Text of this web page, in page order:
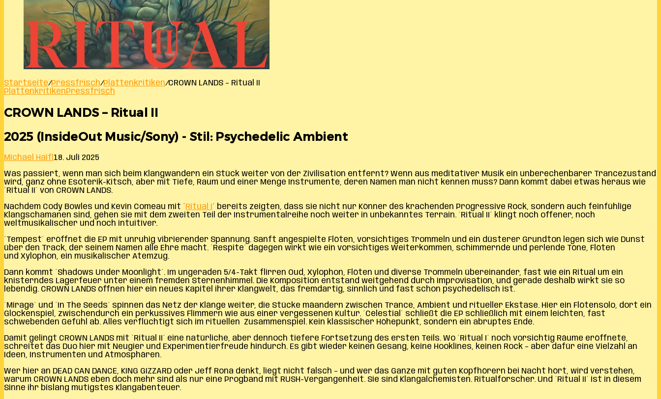
Startseite/Pressfrisch/Plattenkritiken/CROWN LANDS – Ritual II
PlattenkritikenPressfrisch
CROWN LANDS – Ritual II
2025 (InsideOut Music/Sony) - Stil: Psychedelic Ambient
Michael Haifl 18. Juli 2025
Was passiert, wenn man sich beim Klangwandern ein Stück weiter von der Zivilisation entfernt? Wenn aus meditativer Musik ein unberechenbarer Trancezustand
wird, ganz ohne Esoterik-Kitsch, aber mit Tiefe, Raum und einer Menge Instrumente, deren Namen man nicht kennen muss? Dann kommt dabei etwas heraus wie
´Ritual II´ von CROWN LANDS.
Nachdem Cody Bowles und Kevin Comeau mit ´ Ritual I ´ bereits zeigten, dass sie nicht nur Könner des krachenden Progressive Rock, sondern auch feinfühlige
Klangschamanen sind, gehen sie mit dem zweiten Teil der Instrumentalreihe noch weiter in unbekanntes Terrain. ´Ritual II´ klingt noch offener, noch
weltmusikalischer und noch intuitiver.
´Tempest´ eröffnet die EP mit unruhig vibrierender Spannung. Sanft angespielte Flöten, vorsichtiges Trommeln und ein düsterer Grundton legen sich wie Dunst
über den Track, der seinem Namen alle Ehre macht. ´Respite´ dagegen wirkt wie ein vorsichtiges Weiterkommen, schimmernde und perlende Töne, Flöten
und Xylophon, ein musikalischer Atemzug.
Dann kommt ´Shadows Under Moonlight´. Im ungeraden 5/4-Takt flirren Oud, Xylophon, Flöten und diverse Trommeln übereinander, fast wie ein Ritual um ein
knisterndes Lagerfeuer unter einem fremden Sternenhimmel. Die Komposition entstand weitgehend durch Improvisation, und gerade deshalb wirkt sie so
lebendig. CROWN LANDS öffnen hier ein neues Kapitel ihrer Klangwelt, das fremdartig, sinnlich und fast schon psychedelisch ist.
´Mirage´ und ´In The Seeds´ spinnen das Netz der Klänge weiter, die Stücke mäandern zwischen Trance, Ambient und ritueller Ekstase. Hier ein Flötensolo, dort ein
Glockenspiel, zwischendurch ein perkussives Flimmern wie aus einer vergessenen Kultur. ´Celestial´ schließt die EP schließlich mit einem leichten, fast
schwebenden Gefühl ab. Alles verflüchtigt sich im rituellen Zusammenspiel. Kein klassischer Höhepunkt, sondern ein abruptes Ende.
Damit gelingt CROWN LANDS mit ´Ritual II´ eine natürliche, aber dennoch tiefere Fortsetzung des ersten Teils. Wo ´Ritual I´ noch vorsichtig Räume eröffnete,
schreitet das Duo hier mit Neugier und Experimentierfreude hindurch. Es gibt wieder keinen Gesang, keine Hooklines, keinen Rock – aber dafür eine Vielzahl an
Ideen, Instrumenten und Atmosphären.
Wer hier an DEAD CAN DANCE, KING GIZZARD oder Jeff Rona denkt, liegt nicht falsch – und wer das Ganze mit guten Kopfhörern bei Nacht hört, wird verstehen,
warum CROWN LANDS eben doch mehr sind als nur eine Progband mit RUSH-Vergangenheit. Sie sind Klangalchemisten. Ritualforscher. Und ´Ritual II´ ist in diesem
Sinne ihr bislang mutigstes Klangabenteuer.